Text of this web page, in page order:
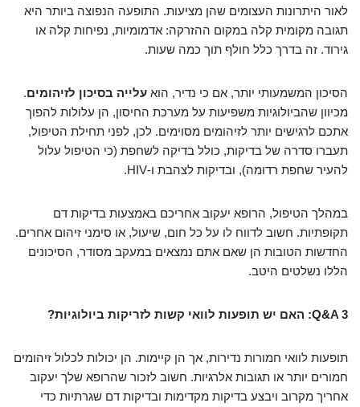
לאור היתרונות העצומים שהן מציעות. התופעה הנפוצה ביותר היא
תגובה מקומית קלה במקום ההזרקה: אדמומיות, נפיחות קלה או
גירוד. זה בדרך כלל חולף תוך כמה שעות.
הסיכון המשמעותי יותר, אם כי נדיר, הוא עלייה בסיכון לזיהומים.
מכיוון שהביולוגיות משפיעות על מערכת החיסון, הן עלולות להפוך
אתכם לרגישים יותר לזיהומים מסוימים. לכן, לפני תחילת הטיפול,
תעברו סדרה של בדיקות, כולל בדיקה לשחפת (כי הטיפול עלול
להעיר שחפת רדומה), ובדיקות לצהבת ו-HIV.
במהלך הטיפול, הרופא יעקוב אחריכם באמצעות בדיקות דם
תקופתיות. חשוב לדווח לו על כל חום, שיעול, או סימני זיהום אחרים.
החדשות הטובות הן שאם אתם נמצאים במעקב מסודר, הסיכונים
הללו נשלטים היטב.
Q&A 3: האם יש תופעות לוואי קשות לזריקות ביולוגיות?
תופעות לוואי חמורות נדירות, אך הן קיימות. הן יכולות לכלול זיהומים
חמורים יותר או תגובות אלרגיות. חשוב לזכור שהרופא שלך יעקוב
אחריך מקרוב ויבצע בדיקות מקדימות ובדיקות דם שגרתיות כדי